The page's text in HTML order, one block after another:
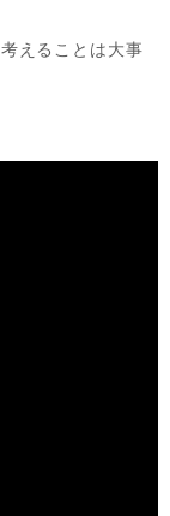
えることは大事